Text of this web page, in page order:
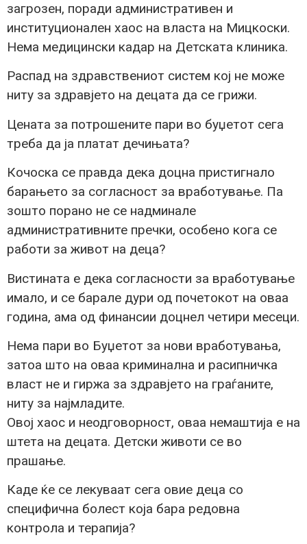
загрозен, поради административен и
институционален хаос на власта на Мицкоски.
Нема медицински кадар на Детската клиника.
Распад на здравствениот систем кој не може
ниту за здравјето на децата да се грижи.
Цената за потрошените пари во буџетот сега
треба да ја платат дечињата?
Кочоска се правда дека доцна пристигнало
барањето за согласност за вработување. Па
зошто порано не се надминале
административните пречки, особено кога се
работи за живот на деца?
Вистината е дека согласности за вработување
имало, и се барале дури од почетокот на оваа
година, ама од финансии доцнел четири месеци.
Нема пари во Буџетот за нови вработувања,
затоа што на оваа криминална и расипничка
власт не и гиржа за здравјето на граѓаните,
ниту за најмладите.
Овој хаос и неодговорност, оваа немаштија е на
штета на децата. Детски животи се во
прашање.
Каде ќе се лекуваат сега овие деца со
специфична болест која бара редовна
контрола и терапија?